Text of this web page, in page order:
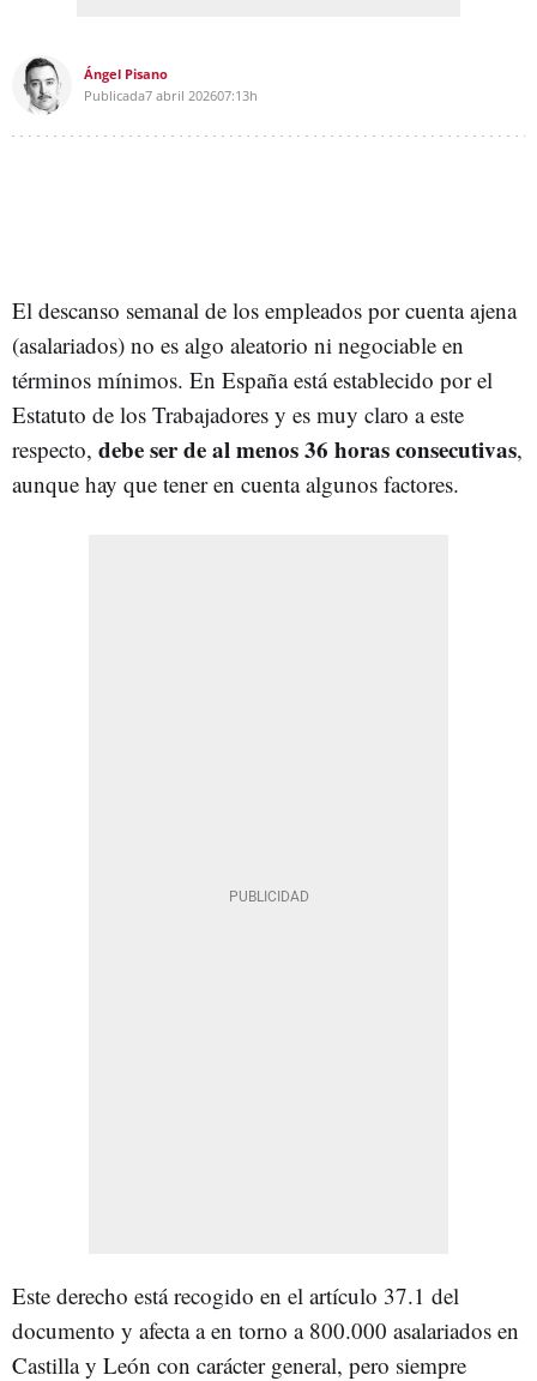
Ángel Pisano
Publicada7 abril 202607:13h
El descanso semanal de los empleados por cuenta ajena
(asalariados) no es algo aleatorio ni negociable en
términos mínimos. En España está establecido por el
Estatuto de los Trabajadores y es muy claro a este
respecto, debe ser de al menos 36 horas consecutivas,
aunque hay que tener en cuenta algunos factores.
Este derecho está recogido en el artículo 37.1 del
documento y afecta a en torno a 800.000 asalariados en
Castilla y León con carácter general, pero siempre